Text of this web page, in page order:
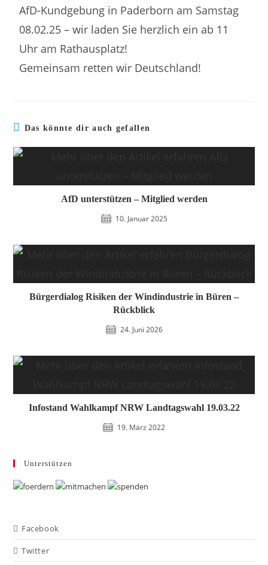
AfD-Kundgebung in Paderborn am Samstag
08.02.25 – wir laden Sie herzlich ein ab 11
Uhr am Rathausplatz!
Gemeinsam retten wir Deutschland!
Das könnte dir auch gefallen
AfD unterstützen – Mitglied werden
10. Januar 2025
Bürgerdialog Risiken der Windindustrie in Büren –
Rückblick
24. Juni 2026
Infostand Wahlkampf NRW Landtagswahl 19.03.22
19. März 2022
Unterstützen
Facebook
Twitter